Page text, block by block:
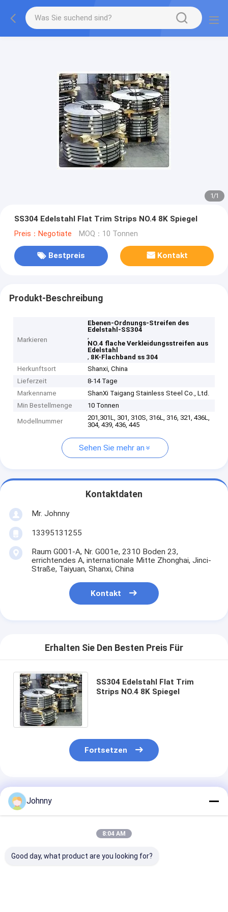
1/1
SS304 Edelstahl Flat Trim Strips NO.4 8K Spiegel
Preis：Negotiate MOQ：10 Tonnen
Bestpreis Kontakt
Produkt-Beschreibung
Markieren
Ebenen-Ordnungs-Streifen des
Edelstahl-SS304
,
NO.4 flache Verkleidungsstreifen aus
Edelstahl
, 8K-Flachband ss 304
Herkunftsort
Shanxi, China
Lieferzeit
8-14 Tage
Markenname
ShanXi Taigang Stainless Steel Co., Ltd.
Min Bestellmenge
10 Tonnen
Modellnummer
201,301L, 301, 310S, 316L, 316, 321, 436L,
304, 439, 436, 445
Sehen Sie mehr an
Kontaktdaten
Mr. Johnny
13395131255
Raum G001-A, Nr. G001e, 2310 Boden 23,
errichtendes A, internationale Mitte Zhonghai, Jinci-
Straße, Taiyuan, Shanxi, China
Kontakt
Erhalten Sie Den Besten Preis Für
SS304 Edelstahl Flat Trim
Strips NO.4 8K Spiegel
Fortsetzen
Empfohlene Produkte
Johnny
8:04 AM
Good day, what product are you looking for?